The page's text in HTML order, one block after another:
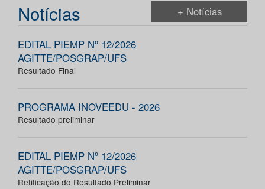
Notícias + Notícias
EDITAL PIEMP Nº 12/2026
AGITTE/POSGRAP/UFS
Resultado Final
PROGRAMA INOVEEDU - 2026
Resultado preliminar
EDITAL PIEMP Nº 12/2026
AGITTE/POSGRAP/UFS
Retificação do Resultado Preliminar